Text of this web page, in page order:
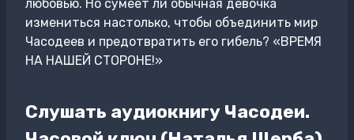
любовью. Но сумеет ли обычная девочка
измениться настолько, чтобы объединить мир
Часодеев и предотвратить его гибель? «ВРЕМЯ
НА НАШЕЙ СТОРОНЕ!»
Слушать аудиокнигу Часодеи.